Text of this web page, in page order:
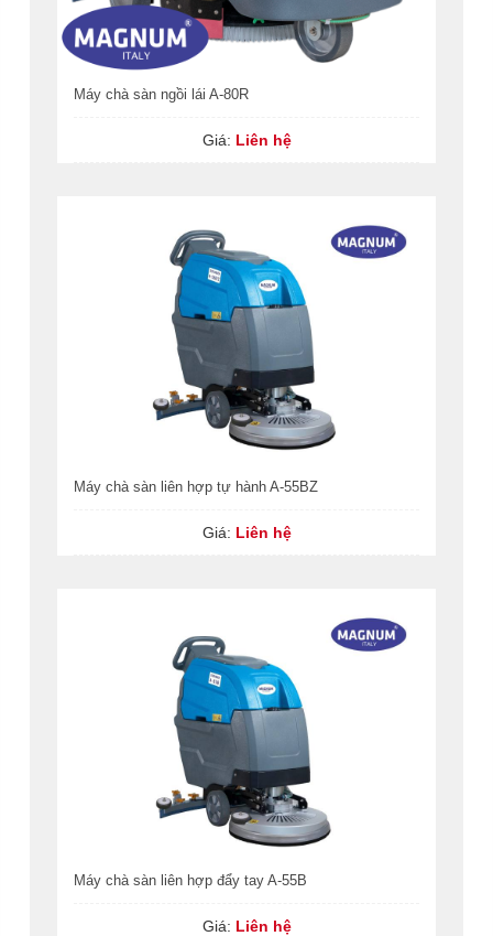
Máy chà sàn ngồi lái A-80R
Giá: Liên hệ
Máy chà sàn liên hợp tự hành A-55BZ
Giá: Liên hệ
Máy chà sàn liên hợp đẩy tay A-55B
Giá: Liên hệ